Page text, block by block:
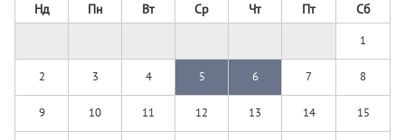
Нд Пн Вт Ср Чт Пт Сб
1
2 3 4 5 6 7 8
9 10 11 12 13 14 15